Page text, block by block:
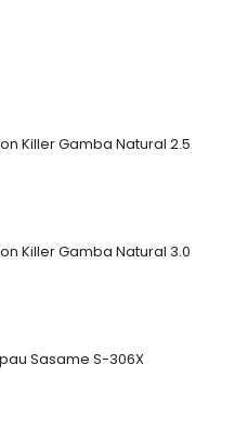
Killer Gamba Natural 2.5
Killer Gamba Natural 3.0
Sasame S-306X